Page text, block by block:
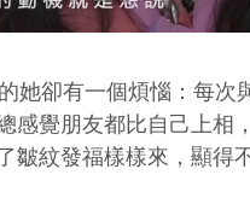
她卻有一個煩惱：每次
感覺朋友都比自己上相
紋發福樣樣來，顯得